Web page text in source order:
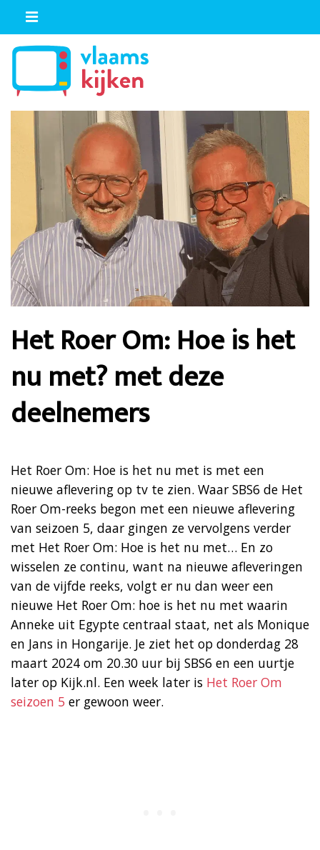
Het Roer Om: Hoe is het
nu met? met deze
deelnemers
Het Roer Om: Hoe is het nu met is met een
nieuwe aflevering op tv te zien. Waar SBS6 de Het
Roer Om-reeks begon met een nieuwe aflevering
van seizoen 5, daar gingen ze vervolgens verder
met Het Roer Om: Hoe is het nu met… En zo
wisselen ze continu, want na nieuwe afleveringen
van de vijfde reeks, volgt er nu dan weer een
nieuwe Het Roer Om: hoe is het nu met waarin
Anneke uit Egypte centraal staat, net als Monique
en Jans in Hongarije. Je ziet het op donderdag 28
maart 2024 om 20.30 uur bij SBS6 en een uurtje
later op Kijk.nl. Een week later is Het Roer Om
seizoen 5 er gewoon weer.